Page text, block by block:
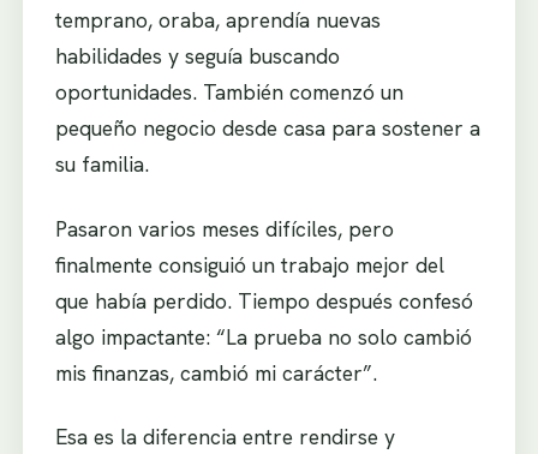
temprano, oraba, aprendía nuevas
habilidades y seguía buscando
oportunidades. También comenzó un
pequeño negocio desde casa para sostener a
su familia.
Pasaron varios meses difíciles, pero
finalmente consiguió un trabajo mejor del
que había perdido. Tiempo después confesó
algo impactante: “La prueba no solo cambió
mis finanzas, cambió mi carácter”.
Esa es la diferencia entre rendirse y